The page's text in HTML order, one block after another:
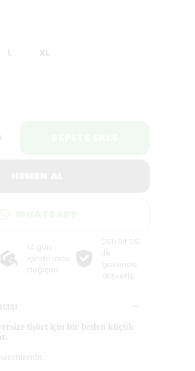
L XL
14 gün
içinde iade
değişim
256 Bit SSL
ile
güvende
alışveriş
tişört için bir beden küçük